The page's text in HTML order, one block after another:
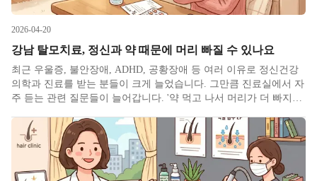
2026-04-20
강남 탈모치료, 정신과 약 때문에 머리 빠질 수 있나요
최근 우울증, 불안장애, ADHD, 공황장애 등 여러 이유로 정신건강
의학과 진료를 받는 분들이 크게 늘었습니다. 그만큼 진료실에서 자
주 듣는 관련 질문들이 늘어갑니다. '약 먹고 나서 머리가 더 빠지는
지는데 스트레스 때문인지 약 때문인지 잘 모르겠어요.'